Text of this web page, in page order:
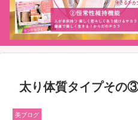
太り体質タイプその
美ブログ